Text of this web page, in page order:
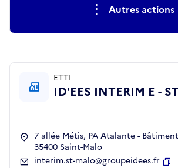
Autres actions
ETTI
ID'EES INTERIM E -
7 allée Métis, PA Atalante -
35400 Saint-Malo
interim.st-malo@groupeidees.fr